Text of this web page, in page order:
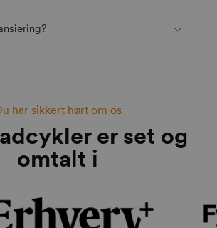
har sikkert hørt om os
er set og
omtalt i